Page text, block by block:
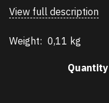
View full description
Weight: 0,11 kg
Quantity